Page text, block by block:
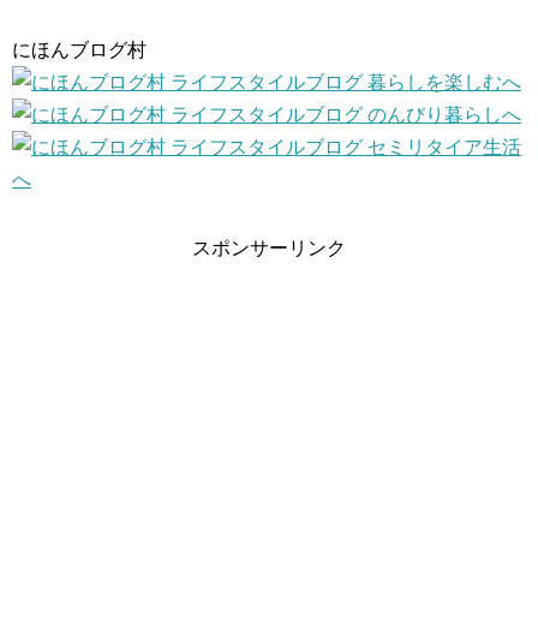
にほんブログ村
スポンサーリンク